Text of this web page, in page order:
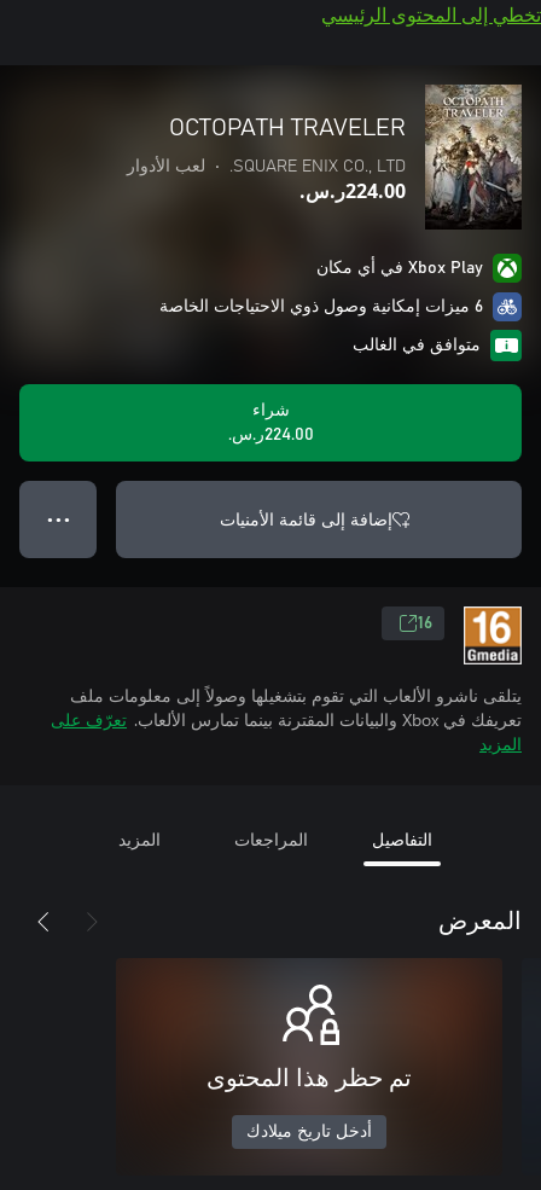
تخطي إلى المحتوى الرئيسي
OCTOPATH TRAVELER
SQUARE ENIX CO., LTD.
• لعب الأدوار
‪ر.س.‏‎224.00‬
Xbox Play في أي مكان
6 ميزات إمكانية وصول ذوي الاحتياجات الخاصة
متوافق في الغالب
شراء
‪ر.س.‏‎224.00‬
إضافة إلى قائمة الأمنيات ● ● ●
16
يتلقى ناشرو الألعاب التي تقوم بتشغيلها وصولاً إلى معلومات ملف
تعريفك في Xbox والبيانات المقترنة بينما تمارس الألعاب.
تعرّف على
المزيد
التفاصيل المراجعات المزيد
المعرض
تم حظر هذا المحتوى
أدخل تاريخ ميلادك